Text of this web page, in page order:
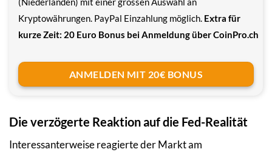
Kryptowährungen. PayPal Einzahlung möglich. Extra für
kurze Zeit: 20 Euro Bonus bei Anmeldung über CoinPro.ch
ANMELDEN MIT 20€ BONUS
Die verzögerte Reaktion auf die Fed-Realität
Interessanterweise reagierte der Markt am